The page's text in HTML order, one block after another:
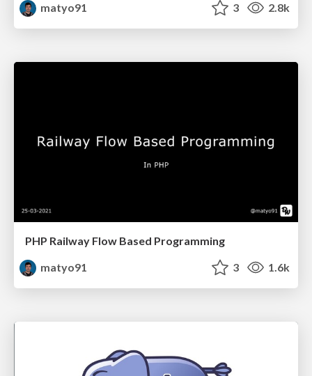
matyo91
3 2.8k
PHP Railway Flow Based Programming
matyo91
3 1.6k